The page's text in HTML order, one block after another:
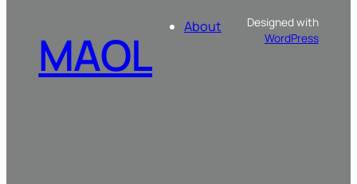
MAOL About
Designed with
WordPress